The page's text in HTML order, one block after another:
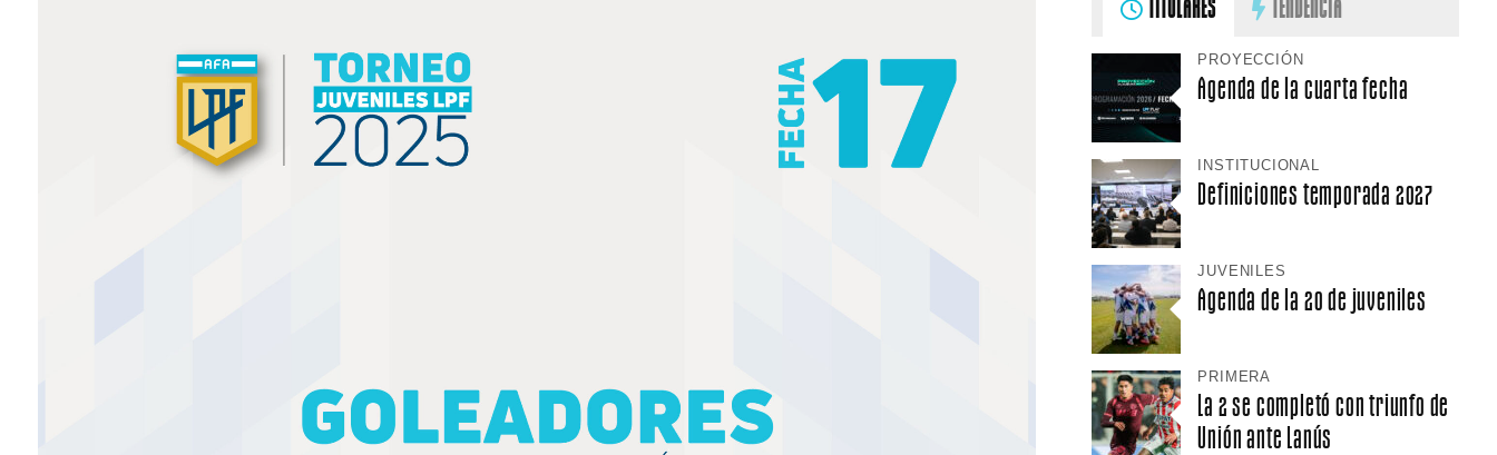
TITULARES TENDENCIA
PROYECCIÓN
Agenda de la cuarta fecha
INSTITUCIONAL
Definiciones temporada 2027
JUVENILES
Agenda de la 20 de juveniles
PRIMERA
La 2 se completó con triunfo de
Unión ante Lanús